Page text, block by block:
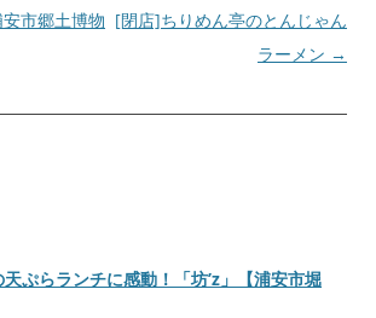
市郷土博物 [閉店]ちりめん亭のとんじゃん
ラーメン →
ぷらランチに感動！「坊’z」【浦安市堀